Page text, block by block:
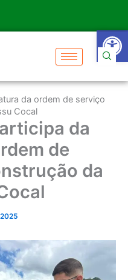
Abrir
da ordem de serviço
Cocal
da
de
da